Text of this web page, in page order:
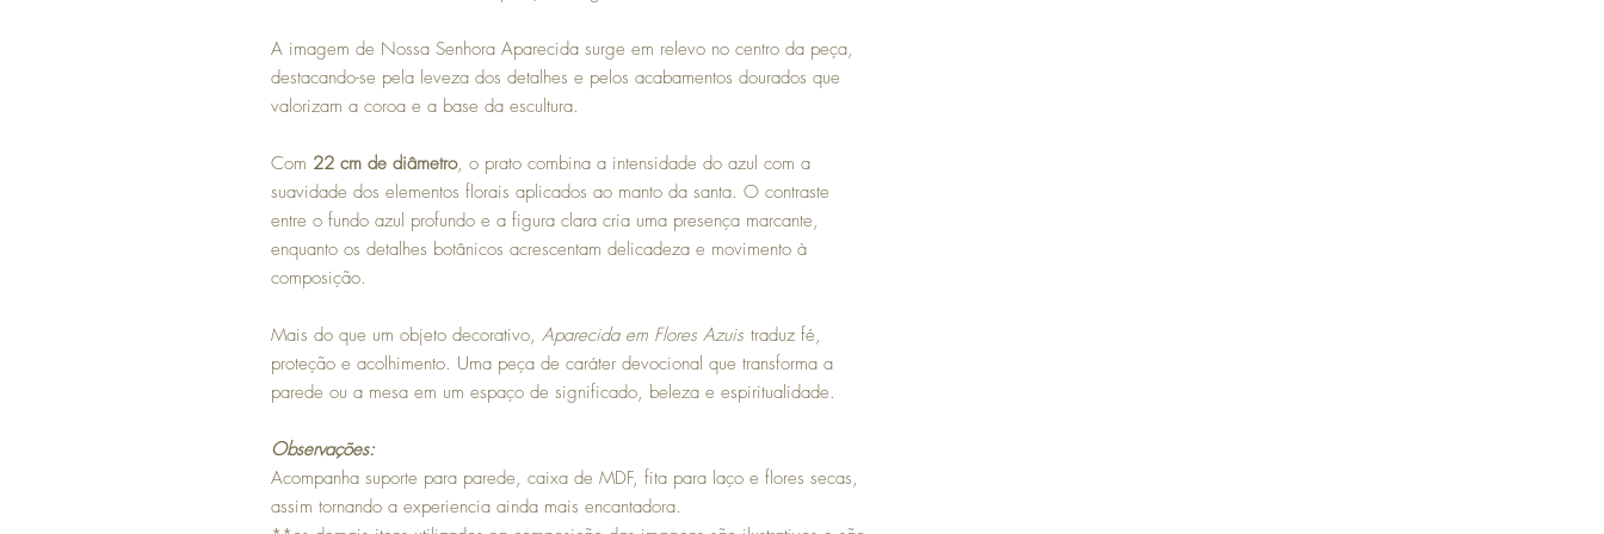
A imagem de Nossa Senhora Aparecida surge em relevo no centro da peça,
destacando-se pela leveza dos detalhes e pelos acabamentos dourados que
valorizam a coroa e a base da escultura.
Com 22 cm de diâmetro, o prato combina a intensidade do azul com a
suavidade dos elementos florais aplicados ao manto da santa. O contraste
entre o fundo azul profundo e a figura clara cria uma presença marcante,
enquanto os detalhes botânicos acrescentam delicadeza e movimento à
composição.
Mais do que um objeto decorativo, Aparecida em Flores Azuis traduz fé,
proteção e acolhimento. Uma peça de caráter devocional que transforma a
parede ou a mesa em um espaço de significado, beleza e espiritualidade.
Observações:
Acompanha suporte para parede, caixa de MDF, fita para laço e flores secas,
assim tornando a experiencia ainda mais encantadora.